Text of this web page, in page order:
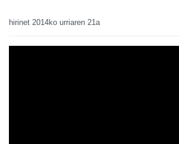
hirinet 2014ko urriaren 21a